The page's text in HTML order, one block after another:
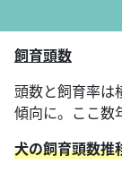
飼育頭数
頭数と飼育率は
傾向に。ここ数
犬の飼育頭数推